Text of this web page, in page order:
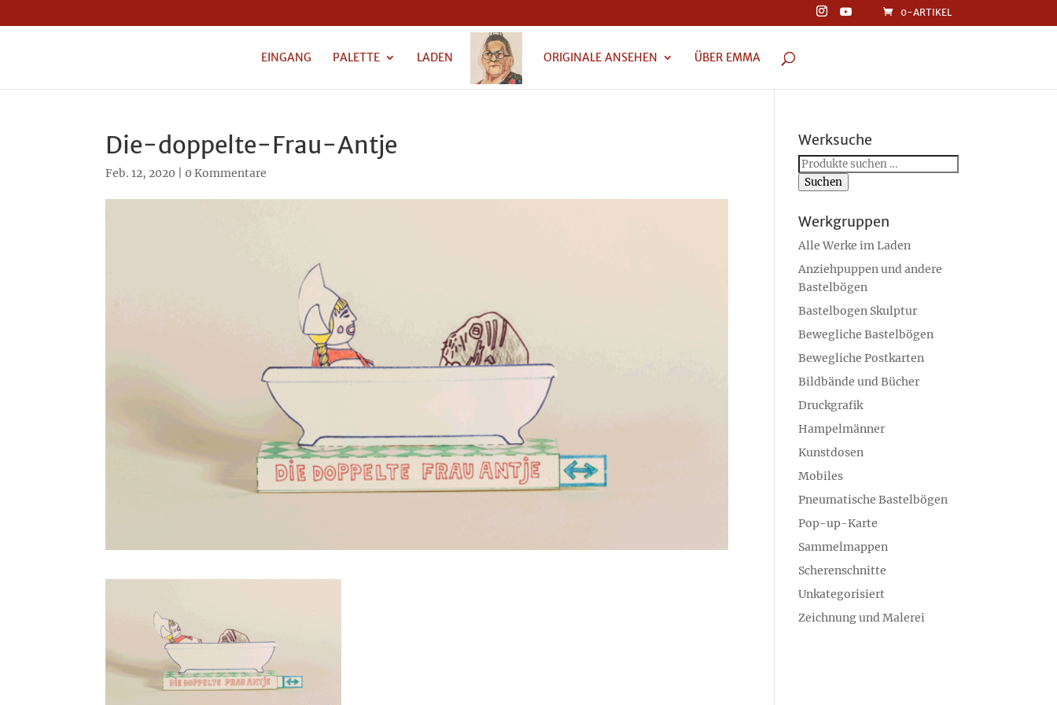
0-ARTIKEL
EINGANG PALETTE LADEN ORIGINALE ANSEHEN ÜBER EMMA
Die-doppelte-Frau-Antje
Feb. 12, 2020 0 Kommentare
Werksuche
Suchen
nach:
Suchen
Werkgruppen
Alle Werke im Laden
Anziehpuppen und andere
Bastelbögen
Bastelbogen Skulptur
Bewegliche Bastelbögen
Bewegliche Postkarten
Bildbände und Bücher
Druckgrafik
Hampelmänner
Kunstdosen
Mobiles
Pneumatische Bastelbögen
Pop-up-Karte
Sammelmappen
Scherenschnitte
Unkategorisiert
Zeichnung und Malerei